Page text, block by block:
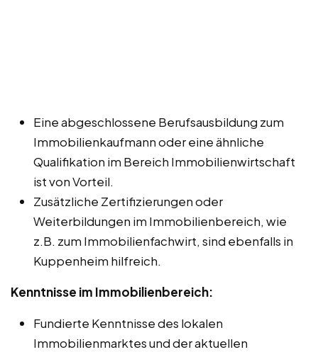
Eine abgeschlossene Berufsausbildung zum
Immobilienkaufmann oder eine ähnliche
Qualifikation im Bereich Immobilienwirtschaft
ist von Vorteil.
Zusätzliche Zertifizierungen oder
Weiterbildungen im Immobilienbereich, wie
z.B. zum Immobilienfachwirt, sind ebenfalls in
Kuppenheim hilfreich.
Kenntnisse im Immobilienbereich:
Fundierte Kenntnisse des lokalen
Immobilienmarktes und der aktuellen